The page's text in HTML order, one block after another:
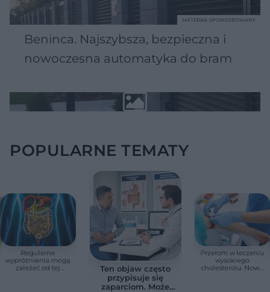
Beninca. Najszybsza, bezpieczna i
nowoczesna automatyka do bram
MATERIAŁ SPONSOROWANY
POPULARNE TEMATY
Regularne
wypróżnienia mogą
zależeć od tej
Ten objaw często
przypisuje się
zaparciom. Może
Przełom w leczeniu
wysokiego
cholesterolu. Nowa